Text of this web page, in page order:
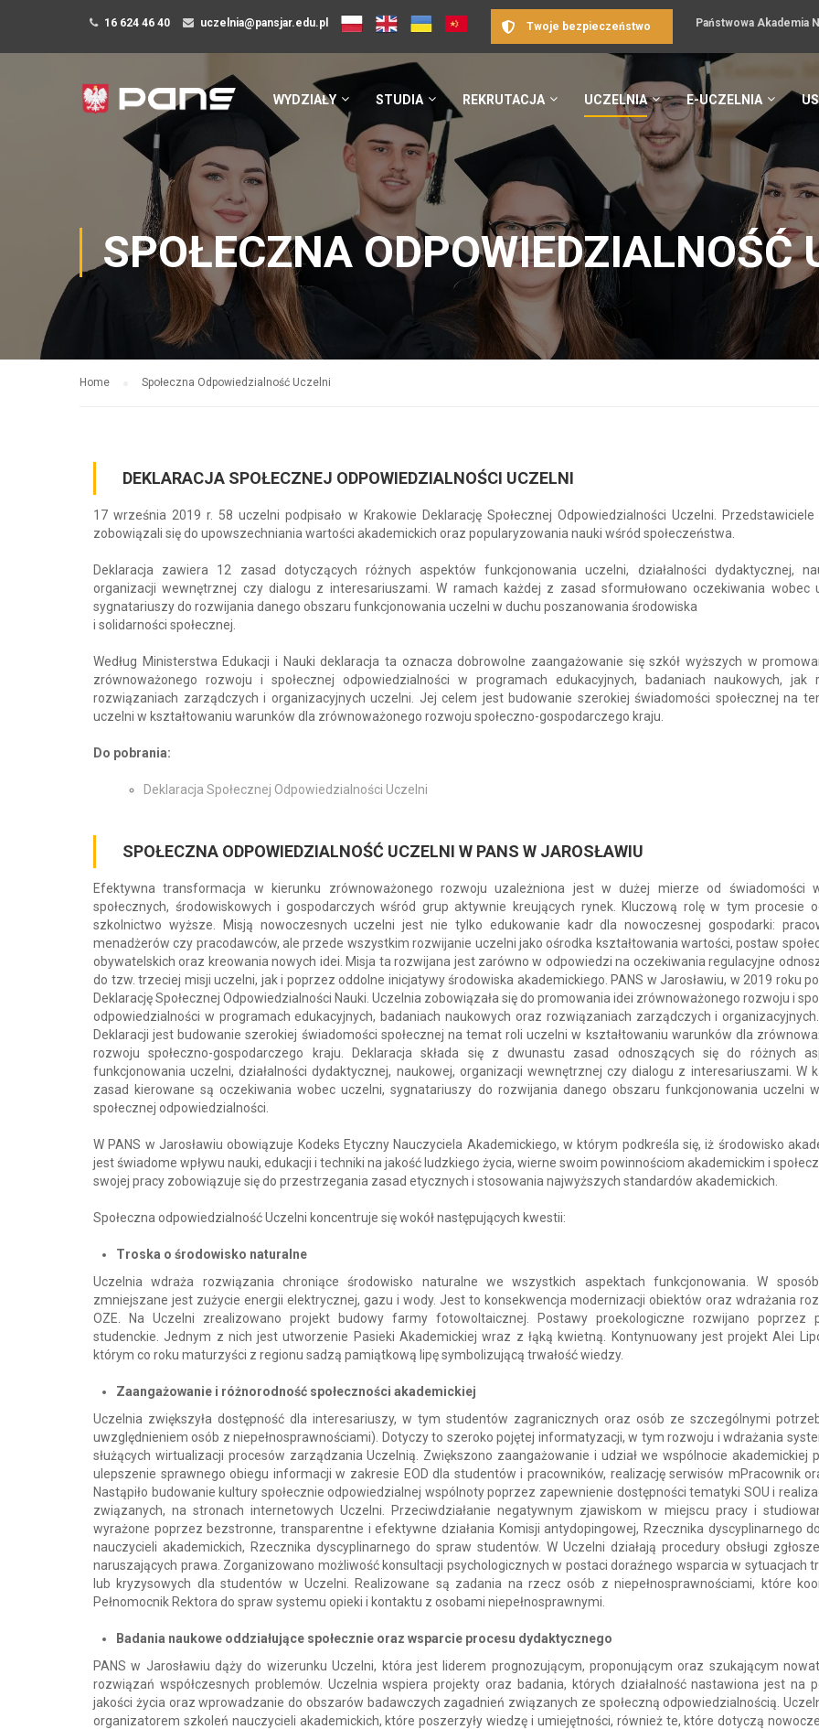
16 624 46 40 uczelnia@pansjar.edu.pl Państwowa Akademia
Twoje bezpieczeństwo
WYDZIAŁY STUDIA REKRUTACJA UCZELNIA E-UCZELNIA
SPOŁECZNA ODPOWIEDZIALNOŚĆ
Home Społeczna Odpowiedzialność Uczelni
DEKLARACJA SPOŁECZNEJ ODPOWIEDZIALNOŚCI UCZELNI
17 września 2019 r. 58 uczelni podpisało w Krakowie Deklarację Społecznej Odpowiedzialności Uczelni. Przedstawiciele
zobowiązali się do upowszechniania wartości akademickich oraz popularyzowania nauki wśród społeczeństwa.
Deklaracja zawiera 12 zasad dotyczących różnych aspektów funkcjonowania uczelni, działalności dydaktycznej,
organizacji wewnętrznej czy dialogu z interesariuszami. W ramach każdej z zasad sformułowano oczekiwania wobec
sygnatariuszy do rozwijania danego obszaru funkcjonowania uczelni w duchu poszanowania środowiska
i solidarności społecznej.
Według Ministerstwa Edukacji i Nauki deklaracja ta oznacza dobrowolne zaangażowanie się szkół wyższych w
zrównoważonego rozwoju i społecznej odpowiedzialności w programach edukacyjnych, badaniach naukowych, jak
rozwiązaniach zarządczych i organizacyjnych uczelni. Jej celem jest budowanie szerokiej świadomości społecznej na
uczelni w kształtowaniu warunków dla zrównoważonego rozwoju społeczno-gospodarczego kraju.
Do pobrania:
Deklaracja Społecznej Odpowiedzialności Uczelni
SPOŁECZNA ODPOWIEDZIALNOŚĆ UCZELNI W PANS W JAROSŁAWIU
Efektywna transformacja w kierunku zrównoważonego rozwoju uzależniona jest w dużej mierze od świadomości
społecznych, środowiskowych i gospodarczych wśród grup aktywnie kreujących rynek. Kluczową rolę w tym procesie
szkolnictwo wyższe. Misją nowoczesnych uczelni jest nie tylko edukowanie kadr dla nowoczesnej gospodarki:
menadżerów czy pracodawców, ale przede wszystkim rozwijanie uczelni jako ośrodka kształtowania wartości, postaw
obywatelskich oraz kreowania nowych idei. Misja ta rozwijana jest zarówno w odpowiedzi na oczekiwania regulacyjne
do tzw. trzeciej misji uczelni, jak i poprzez oddolne inicjatywy środowiska akademickiego. PANS w Jarosławiu, w 2019 roku
Deklarację Społecznej Odpowiedzialności Nauki. Uczelnia zobowiązała się do promowania idei zrównoważonego rozwoju i
odpowiedzialności w programach edukacyjnych, badaniach naukowych oraz rozwiązaniach zarządczych i
Deklaracji jest budowanie szerokiej świadomości społecznej na temat roli uczelni w kształtowaniu warunków dla
rozwoju społeczno-gospodarczego kraju. Deklaracja składa się z dwunastu zasad odnoszących się do różnych
funkcjonowania uczelni, działalności dydaktycznej, naukowej, organizacji wewnętrznej czy dialogu z interesariuszami. W
zasad kierowane są oczekiwania wobec uczelni, sygnatariuszy do rozwijania danego obszaru funkcjonowania uczelni
społecznej odpowiedzialności.
W PANS w Jarosławiu obowiązuje Kodeks Etyczny Nauczyciela Akademickiego, w którym podkreśla się, iż środowisko
jest świadome wpływu nauki, edukacji i techniki na jakość ludzkiego życia, wierne swoim powinnościom akademickim i
swojej pracy zobowiązuje się do przestrzegania zasad etycznych i stosowania najwyższych standardów akademickich.
Społeczna odpowiedzialność Uczelni koncentruje się wokół następujących kwestii:
Troska o środowisko naturalne
Uczelnia wdraża rozwiązania chroniące środowisko naturalne we wszystkich aspektach funkcjonowania. W
zmniejszane jest zużycie energii elektrycznej, gazu i wody. Jest to konsekwencja modernizacji obiektów oraz wdrażania
OZE. Na Uczelni zrealizowano projekt budowy farmy fotowoltaicznej. Postawy proekologiczne rozwijano poprzez
studenckie. Jednym z nich jest utworzenie Pasieki Akademickiej wraz z łąką kwietną. Kontynuowany jest projekt Alei
którym co roku maturzyści z regionu sadzą pamiątkową lipę symbolizującą trwałość wiedzy.
Zaangażowanie i różnorodność społeczności akademickiej
Uczelnia zwiększyła dostępność dla interesariuszy, w tym studentów zagranicznych oraz osób ze szczególnymi
uwzględnieniem osób z niepełnosprawnościami). Dotyczy to szeroko pojętej informatyzacji, w tym rozwoju i wdrażania
służących wirtualizacji procesów zarządzania Uczelnią. Zwiększono zaangażowanie i udział we wspólnocie akademickiej
ulepszenie sprawnego obiegu informacji w zakresie EOD dla studentów i pracowników, realizację serwisów mPracownik
Nastąpiło budowanie kultury społecznie odpowiedzialnej wspólnoty poprzez zapewnienie dostępności tematyki SOU i
związanych, na stronach internetowych Uczelni. Przeciwdziałanie negatywnym zjawiskom w miejscu pracy i
wyrażone poprzez bezstronne, transparentne i efektywne działania Komisji antydopingowej, Rzecznika dyscyplinarnego
nauczycieli akademickich, Rzecznika dyscyplinarnego do spraw studentów. W Uczelni działają procedury obsługi
naruszających prawa. Zorganizowano możliwość konsultacji psychologicznych w postaci doraźnego wsparcia w sytuacjach
lub kryzysowych dla studentów w Uczelni. Realizowane są zadania na rzecz osób z niepełnosprawnościami, które
Pełnomocnik Rektora do spraw systemu opieki i kontaktu z osobami niepełnosprawnymi.
Badania naukowe oddziałujące społecznie oraz wsparcie procesu dydaktycznego
PANS w Jarosławiu dąży do wizerunku Uczelni, która jest liderem prognozującym, proponującym oraz szukającym
rozwiązań współczesnych problemów. Uczelnia wspiera projekty oraz badania, których działalność nastawiona jest na
jakości życia oraz wprowadzanie do obszarów badawczych zagadnień związanych ze społeczną odpowiedzialnością.
organizatorem szkoleń nauczycieli akademickich, które poszerzyły wiedzę i umiejętności, również te, które dotyczą